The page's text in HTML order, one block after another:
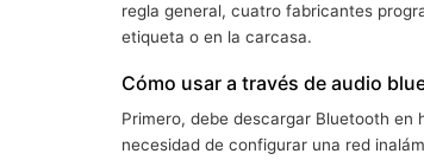
regla general, cuatro fabricantes
etiqueta o en la carcasa.
Cómo usar a través de audio
Primero, debe descargar Bluetooth
necesidad de configurar una red